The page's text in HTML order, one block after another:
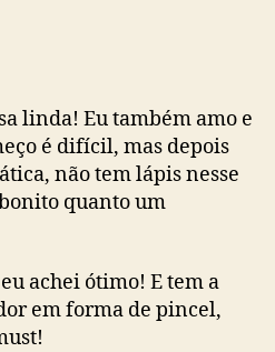
linda! Eu também amo e
é difícil, mas depois
não tem lápis nesse
quanto um
achei ótimo! E tem a
em forma de pincel,